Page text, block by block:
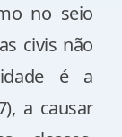
no seio
civis não
é a
a causar